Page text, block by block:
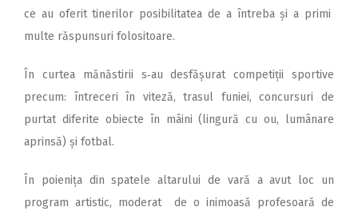
ce au oferit tinerilor posibilitatea de a întreba și a primi
multe răspunsuri folositoare.
În curtea mănăstirii s‑au desfășurat competiții sportive
precum: întreceri în viteză, trasul funiei, concursuri de
purtat diferite obiecte în mâini (lingură cu ou, lumânare
aprinsă) și fotbal.
În poienița din spatele altarului de vară a avut loc un
program artistic, moderat de o inimoasă profesoară de